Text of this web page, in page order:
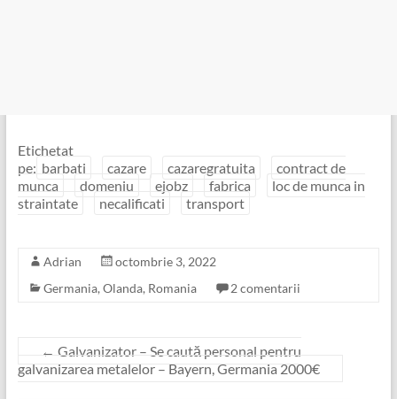
Etichetat
pe: barbati cazare cazaregratuita
contract de
munca
domeniu ejobz fabrica
loc de munca in
straintate
necalificati transport
Adrian
octombrie 3, 2022
Germania, Olanda, Romania 2 comentarii
← Galvanizator – Se caută personal pentru
galvanizarea metalelor – Bayern, Germania 2000€